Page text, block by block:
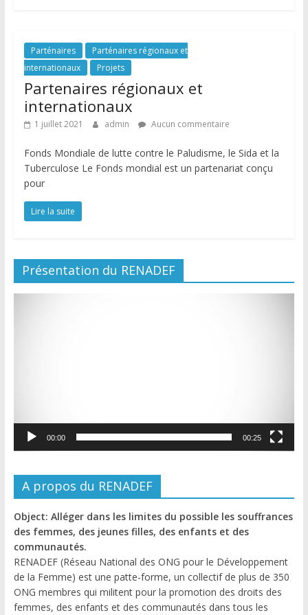
Parténaires
Parténaires régionaux et
internationaux
Projets
Partenaires régionaux et
internationaux
1 juillet 2021 admin Aucun commentaire
Fonds Mondiale de lutte contre le Paludisme, le Sida et la
Tuberculose Le Fonds mondial est un partenariat conçu
pour
Lire la suite
Présentation du RENADEF
00:00 00:25
A propos du RENADEF
Object: Alléger dans les limites du possible les souffrances
des femmes, des jeunes filles, des enfants et des
communautés.
RENADEF (Réseau National des ONG pour le Développement
de la Femme) est une patte-forme, un collectif de plus de 350
ONG membres qui militent pour la promotion des droits des
femmes, des enfants et des communautés dans tous les